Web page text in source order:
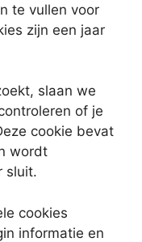
te vullen voor
zijn een jaar
slaan we
of je
cookie bevat
wordt
sluit.
cookies
informatie en